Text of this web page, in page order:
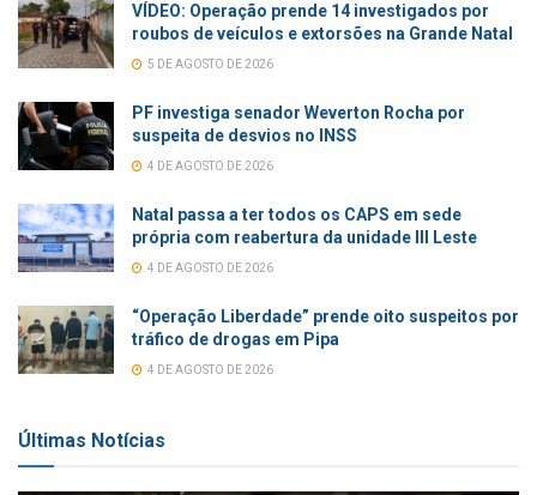
VÍDEO: Operação prende 14 investigados por
roubos de veículos e extorsões na Grande Natal
5 DE AGOSTO DE 2026
PF investiga senador Weverton Rocha por
suspeita de desvios no INSS
4 DE AGOSTO DE 2026
Natal passa a ter todos os CAPS em sede
própria com reabertura da unidade III Leste
4 DE AGOSTO DE 2026
“Operação Liberdade” prende oito suspeitos por
tráfico de drogas em Pipa
4 DE AGOSTO DE 2026
Últimas Notícias